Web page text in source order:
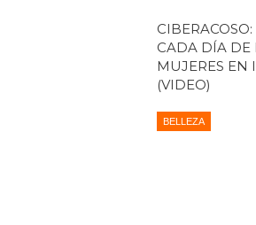
CADA DÍA DE
MUJERES EN
(VIDEO)
BELLEZA